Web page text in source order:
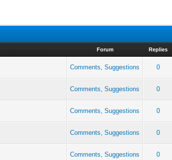
Forum Replies
Comments, Suggestions 0
Comments, Suggestions 0
Comments, Suggestions 0
Comments, Suggestions 0
Comments, Suggestions 0